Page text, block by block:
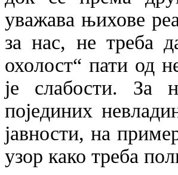
уважава њихове
за нас, не треба
охолост“ пати од
је слабости. За
појединих
јавности, на
узор како треба